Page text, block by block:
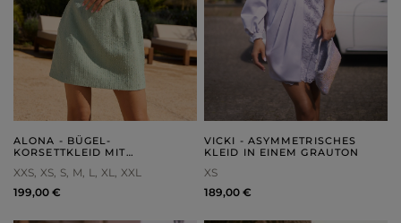
ALONA - BÜGEL-
KORSETTKLEID MIT
XXS XS S M L XL
XXL
199,00 €
VICKI - ASYMMETRISCHES
KLEID IN EINEM GRAUTON
XS
189,00 €